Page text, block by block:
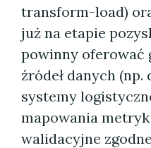
transform-load)
już na etapie
powinny oferować
źródeł danych
systemy
mapowania
walidacyjne